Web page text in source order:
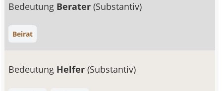
Bedeutung Berater(Substantiv)
Beirat
Bedeutung Helfer(Substantiv)